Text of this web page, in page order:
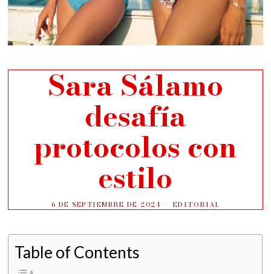
Sara Sálamo
desafía
protocolos con
estilo
6 DE SEPTIEMBRE DE 2024 EDITORIAL
Table of Contents